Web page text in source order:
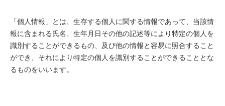
「個人情報」とは、生存する個人に関する情報であって、当該情
報に含まれる氏名、生年月日その他の記述等により特定の個人を
識別することができるもの、及び他の情報と容易に照合すること
ができ、それにより特定の個人を識別することができることとな
るものをいいます。